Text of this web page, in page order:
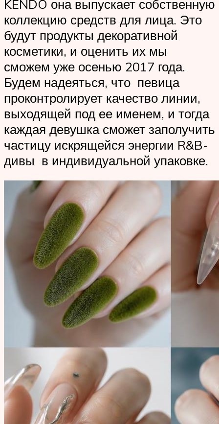
KENDO она выпускает собственную
коллекцию средств для лица. Это
будут продукты декоративной
косметики, и оценить их мы
сможем уже осенью 2017 года.
Будем надеяться, что певица
проконтролирует качество линии,
выходящей под ее именем, и тогда
каждая девушка сможет заполучить
частицу искрящейся энергии R&B-
дивы в индивидуальной упаковке.